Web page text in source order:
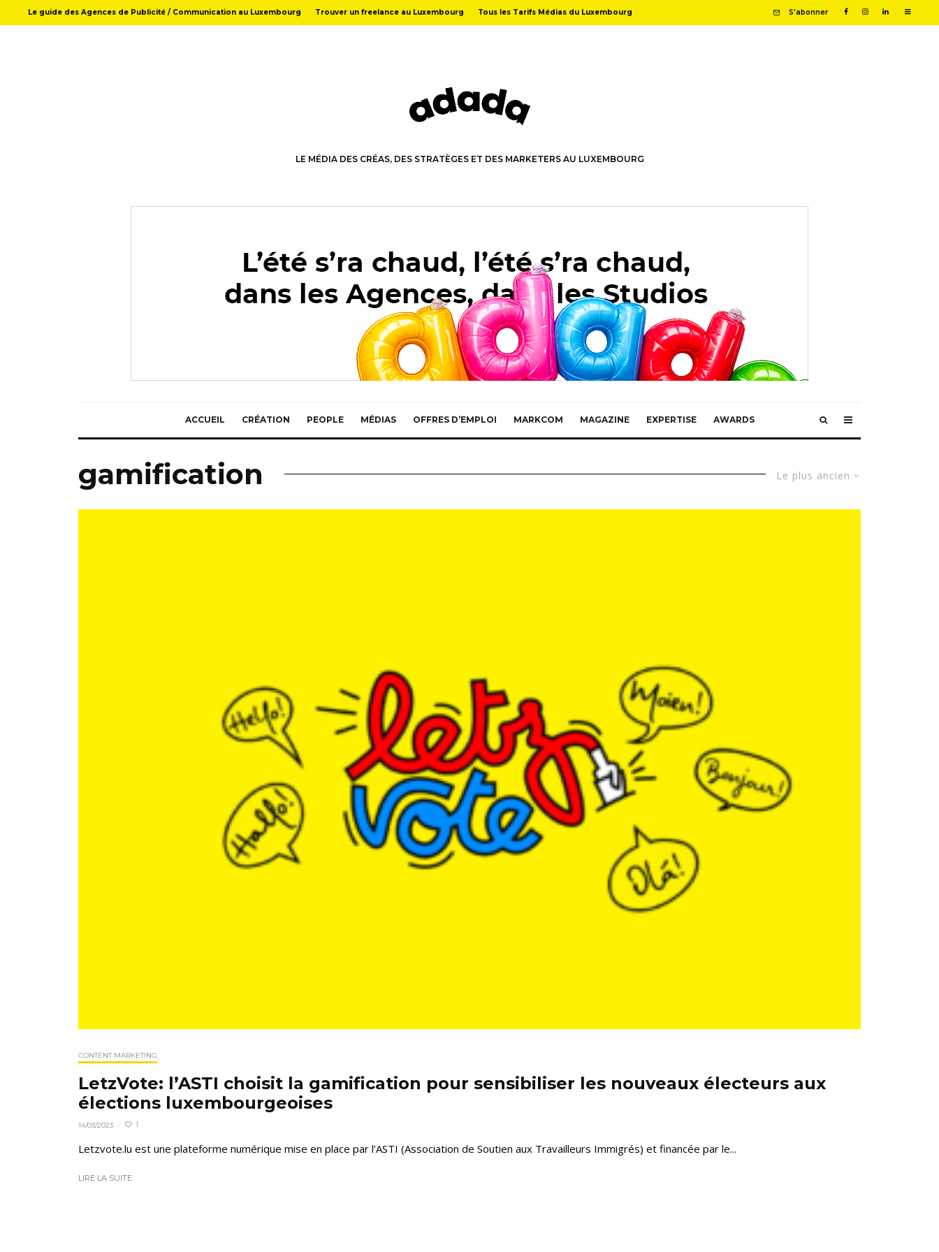
Le guide des Agences de Publicité / Communication au Luxembourg Trouver un freelance au Luxembourg Tous les Tarifs Médias du Luxembourg S'abonner
LE MÉDIA DES CRÉAS, DES STRATÈGES ET DES MARKETERS AU LUXEMBOURG
ACCUEIL CRÉATION PEOPLE MÉDIAS OFFRES D’EMPLOI MARKCOM MAGAZINE EXPERTISE AWARDS
Le plus ancien
gamification
CONTENT MARKETING
LetzVote: l’ASTI choisit la gamification pour sensibiliser les nouveaux électeurs aux
élections luxembourgeoises
14/03/2023 · 1
Letzvote.lu est une plateforme numérique mise en place par l’ASTI (Association de Soutien aux Travailleurs Immigrés) et financée par le...
LIRE LA SUITE